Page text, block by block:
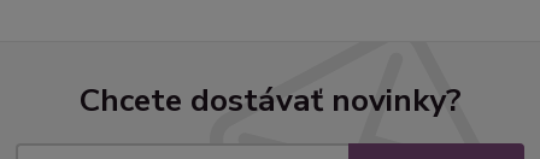
Chcete dostávať novinky?